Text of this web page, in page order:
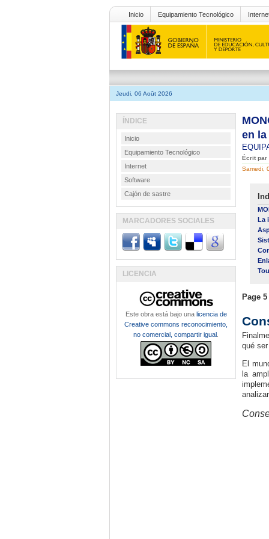
Inicio Equipamiento Tecnológico
Jeudi, 06 Août 2026
en
Écrit par
Samedi,
La
Page
qué
El
la
ÍNDICE
Inicio
Equipamiento Tecnológico
Internet
Software
Cajón de sastre
MARCADORES SOCIALES
LICENCIA
Este obra está bajo una licencia de
Creative commons reconocimiento,
no comercial, compartir igual